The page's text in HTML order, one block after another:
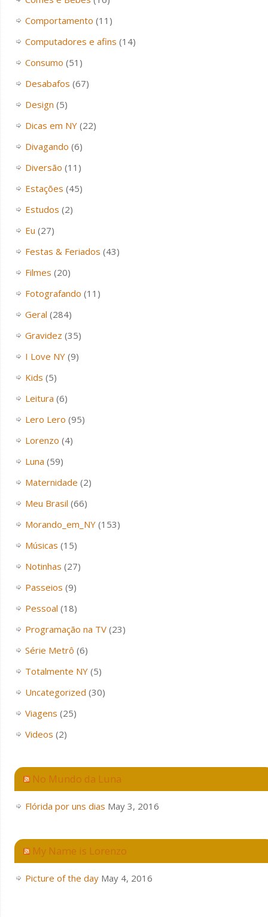
Comportamento (11)
Computadores e afins (14)
Consumo (51)
Desabafos (67)
Design (5)
Dicas em NY(22)
Divagando (6)
Diversão (11)
Estações (45)
Estudos (2)
Eu (27)
Festas & Feriados (43)
Filmes (20)
Fotografando (11)
Geral (284)
Gravidez (35)
I Love NY(9)
Kids (5)
Leitura (6)
Lero Lero (95)
Lorenzo (4)
Luna (59)
Maternidade (2)
Meu Brasil (66)
Morando_em_NY(153)
Músicas (15)
Notinhas (27)
Passeios (9)
Pessoal (18)
Programação na TV(23)
Série Metrô (6)
Totalmente NY(5)
Uncategorized (30)
Viagens (25)
Videos (2)
No Mundo da Luna
Flórida por uns dias May 3, 2016
My Name is Lorenzo
Picture of the day May 4, 2016